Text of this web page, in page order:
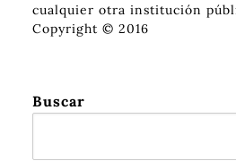
cualquier otra institución
Copyright © 2016
Buscar